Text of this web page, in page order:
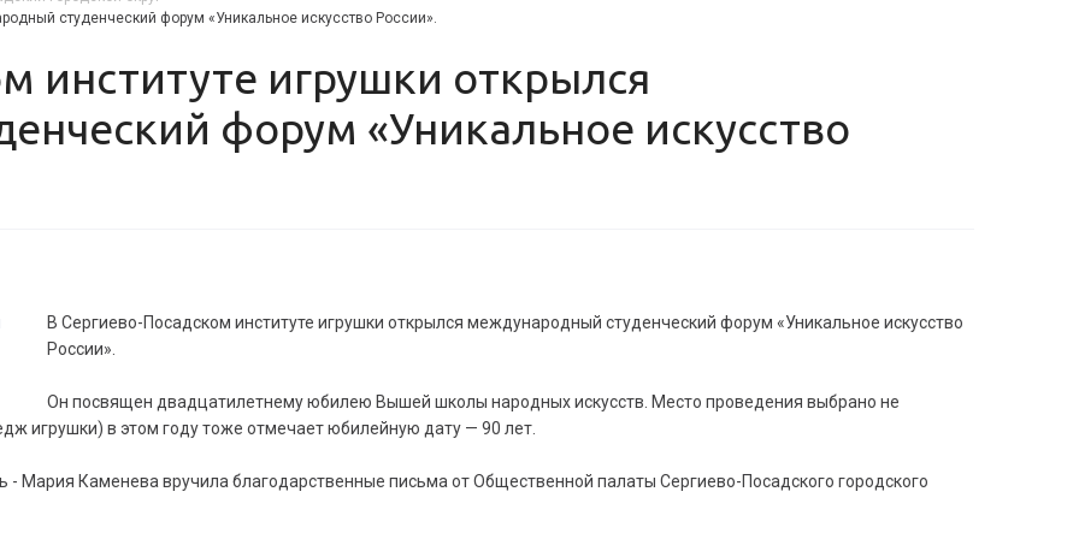
студенческий форум «Уникальное искусство России».
форум «Уникальное искусство
В Сергиево-Посадском институте игрушки открылся международный студенческий форум «Уникальное искусство
России».
Он посвящен двадцатилетнему юбилею Вышей школы народных искусств. Место проведения выбрано не
игрушки) в этом году тоже отмечает юбилейную дату — 90 лет.
- Мария Каменева вручила благодарственные письма от Общественной палаты Сергиево-Посадского городского